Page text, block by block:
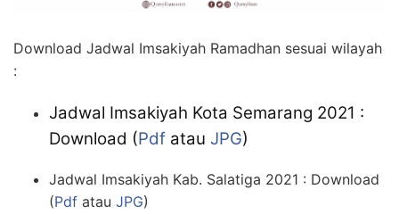
Download Jadwal Imsakiyah Ramadhan sesuai wilayah
:
Jadwal Imsakiyah Kota Semarang 2021 :
Download (Pdf atau JPG)
Jadwal Imsakiyah Kab. Salatiga 2021 : Download
(Pdf atau JPG)